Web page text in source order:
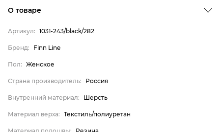
Страна производитель
Внутренний материал
Материал верха
Материал подошвы
Материал стельки
Женское
О товаре
Артикул: 1031-243/black/282
Бренд: Finn Line
Пол: Женское
Страна производитель: Россия
Внутренний материал: Шерсть
Материал верха: Текстиль/полиуретан